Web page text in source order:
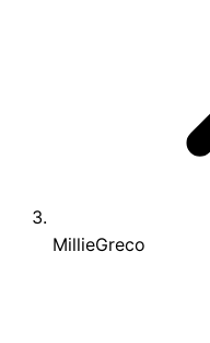
MillieGreco